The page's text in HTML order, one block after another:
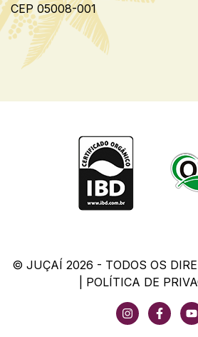
CEP 05008-001
© JUÇAÍ 2026 - TODOS OS
POLÍTICA DE